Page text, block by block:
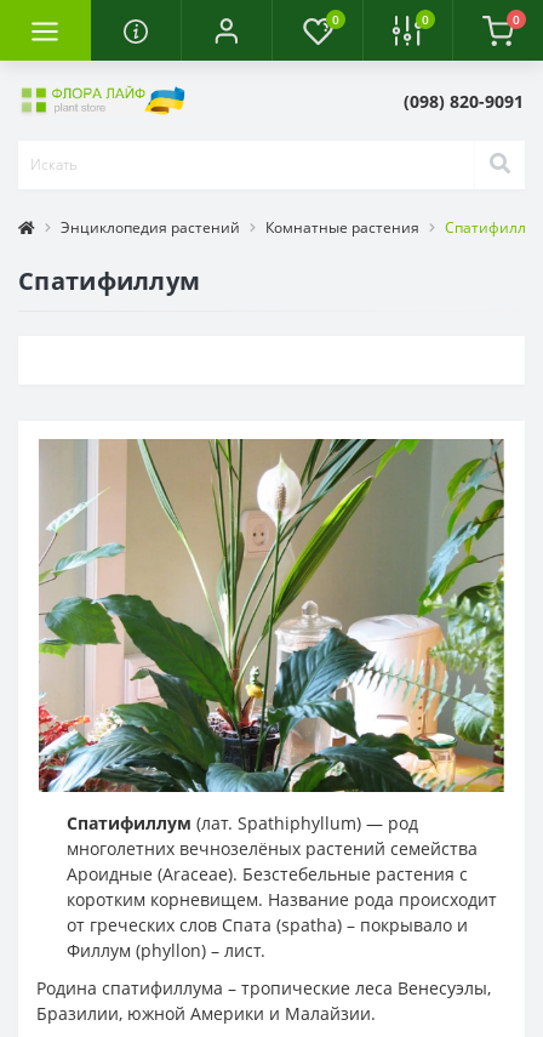
0 0 0
(098) 820-9091
Энциклопедия растений Комнатные растения Спатифиллум
Спатифиллум
Спатифиллум (лат. Spathiphyllum) — род
многолетних вечнозелёных растений семейства
Ароидные (Araceae). Безстебельные растения с
коротким корневищем. Название рода происходит
от греческих слов Спата (spatha) – покрывало и
Филлум (phyllon) – лист.
Родина спатифиллума – тропические леса Венесуэлы,
Бразилии, южной Америки и Малайзии.